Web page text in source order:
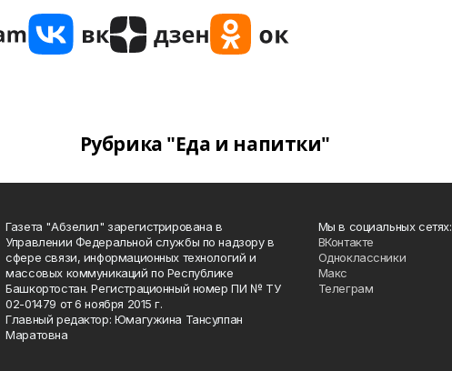
Рубрика "Еда и напитки"
Газета "Абзелил" зарегистрирована в
Управлении Федеральной службы по надзору в
сфере связи, информационных технологий и
массовых коммуникаций по Республике
Башкортостан. Регистрационный номер ПИ № ТУ
02-01479 от 6 ноября 2015 г.
Главный редактор: Юмагужина Тансулпан
Маратовна
Мы в социальных сетях:
ВКонтакте
Одноклассники
Макс
Телеграм